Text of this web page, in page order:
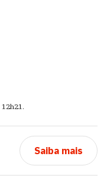
12h21.
Saiba mais